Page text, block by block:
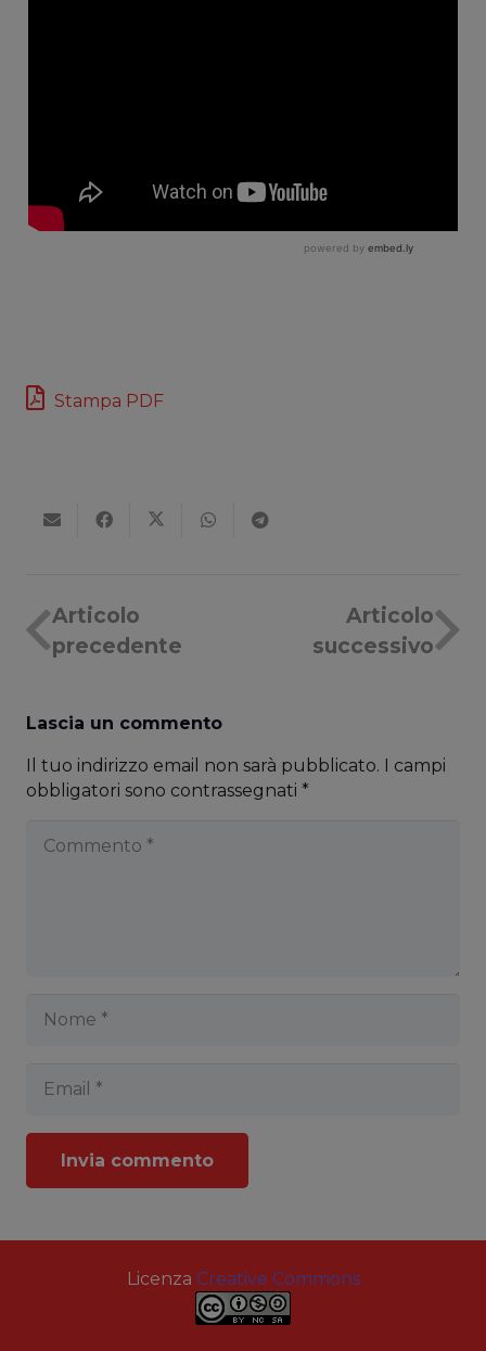
Stampa PDF
Articolo
precedente
Articolo
successivo
Lascia un commento
Il tuo indirizzo email non sarà pubblicato. I campi
obbligatori sono contrassegnati *
Invia commento
Licenza Creative Commons